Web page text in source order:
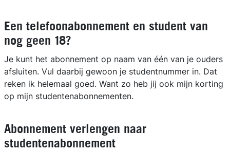
Een telefoonabonnement en student van
nog geen 18?
Je kunt het abonnement op naam van één van je ouders
afsluiten. Vul daarbij gewoon je studentnummer in. Dat
reken ik helemaal goed. Want zo heb jij ook mijn korting
op mijn studentenabonnementen.
Abonnement verlengen naar
studentenabonnement